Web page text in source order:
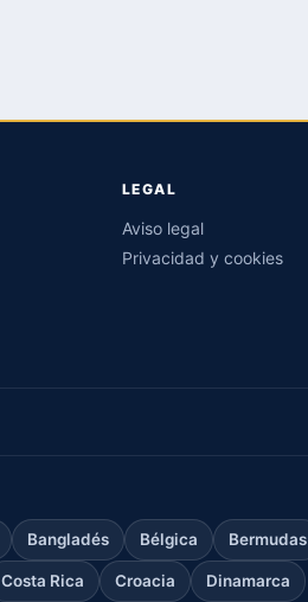
LEGAL
Aviso legal
Privacidad y cookies
Bangladés Bélgica Bermudas
Costa Rica Croacia Dinamarca